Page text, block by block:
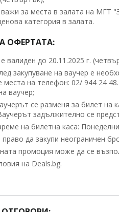
за места в залата на МГТ
категория в залата.
ОФЕРТАТА:
валиден до 20.11.2025 г.
закупуване на ваучер е
места на телефон: 02/ 944 24
ваучер;
се разменя за билет на
задължително се
на билетна каса:
да закупи неограничен
промоция може да се
на Deals.bg.
цивилизация/или